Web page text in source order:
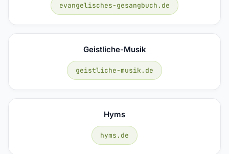
evangelisches-gesangbuch.de
Geistliche-Musik
geistliche-musik.de
Hyms
hyms.de